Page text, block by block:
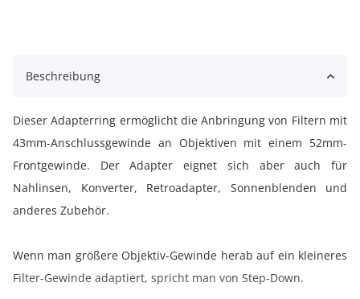
Beschreibung
Dieser Adapterring ermöglicht die Anbringung von Filtern mit
43mm-Anschlussgewinde an Objektiven mit einem 52mm-
Frontgewinde. Der Adapter eignet sich aber auch für
Nahlinsen, Konverter, Retroadapter, Sonnenblenden und
anderes Zubehör.
Wenn man größere Objektiv-Gewinde herab auf ein kleineres
Filter-Gewinde adaptiert, spricht man von Step-Down.